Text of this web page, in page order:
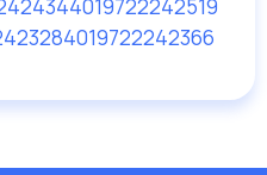
4019722242519
4019722242366